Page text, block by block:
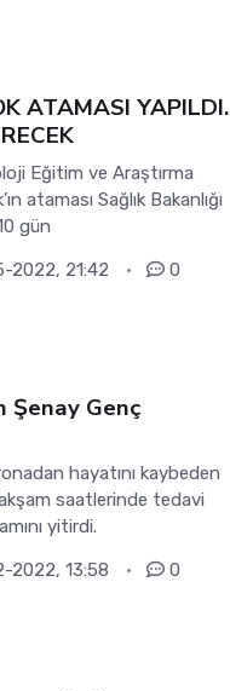
ATAMASI YAPILDI.
Eğitim ve Araştırma
ataması Sağlık Bakanlığı
gün
2022, 21:42 0
Şenay Genç
hayatını kaybeden
saatlerinde tedavi
yitirdi.
2022, 13:58 0